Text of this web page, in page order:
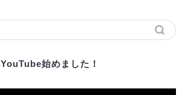
YouTube始めました！